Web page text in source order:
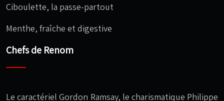
Ciboulette, la passe-partout
Menthe, fraîche et digestive
Chefs de Renom
Le caractériel Gordon Ramsay, le charismatique Philippe